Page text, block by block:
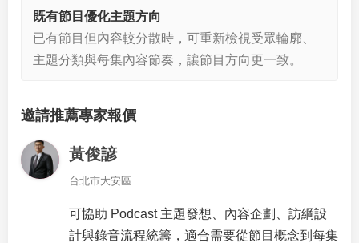
既有節目優化主題方向
已有節目但內容較分散時，可重新檢視受眾輪廓、
主題分類與每集內容節奏，讓節目方向更一致。
邀請推薦專家報價
黃俊諺
台北市大安區
可協助 Podcast 主題發想、內容企劃、訪綱設
計與錄音流程統籌，適合需要從節目概念到每集